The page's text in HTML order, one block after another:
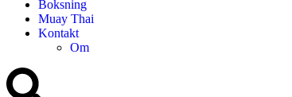
Boksning
Muay Thai
Kontakt
Om